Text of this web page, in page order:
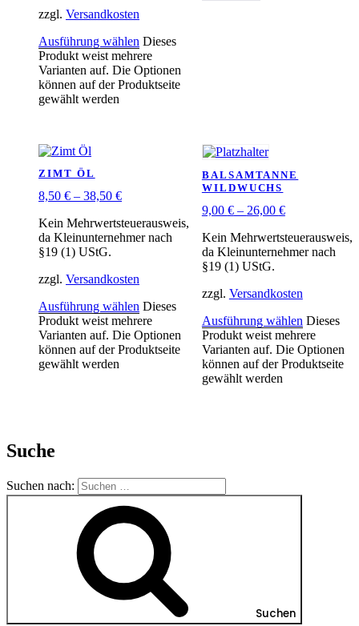
zzgl. Versandkosten
Ausführung wählen Dieses
Produkt weist mehrere
Varianten auf. Die Optionen
können auf der Produktseite
gewählt werden
ZIMT ÖL
8,50 € – 38,50 €
Kein Mehrwertsteuerausweis,
da Kleinunternehmer nach
§19 (1) UStG.
zzgl. Versandkosten
Ausführung wählen Dieses
Produkt weist mehrere
Varianten auf. Die Optionen
können auf der Produktseite
gewählt werden
BALSAMTANNE
WILDWUCHS
9,00 €– 26,00 €
Kein Mehrwertsteuerausweis,
da Kleinunternehmer nach
§19 (1) UStG.
zzgl. Versandkosten
Ausführung wählen Dieses
Produkt weist mehrere
Varianten auf. Die Optionen
können auf der Produktseite
gewählt werden
Suche
Suchen nach:
Suchen